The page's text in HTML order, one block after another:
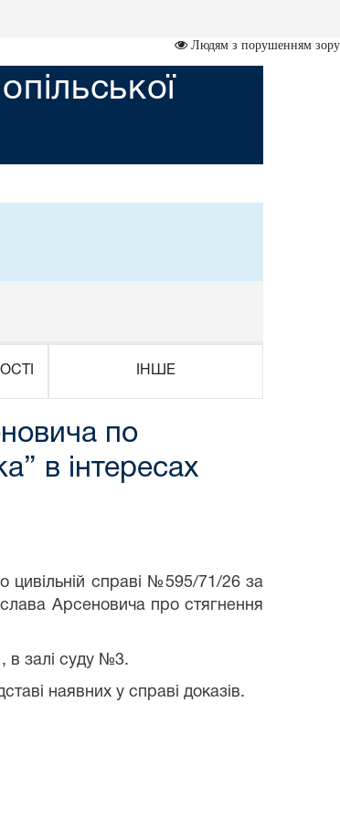
Людям з порушенням зору
ІНШЕ
по
в інтересах
цивільній справі №595/71/26 за
Арсеновича про стягнення
в залі суду №3.
наявних у справі доказів.